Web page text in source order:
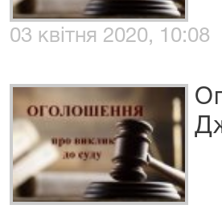
03 квітня 2020, 10:08